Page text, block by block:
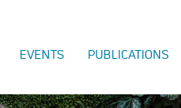
EVENTS PUBLICATIONS